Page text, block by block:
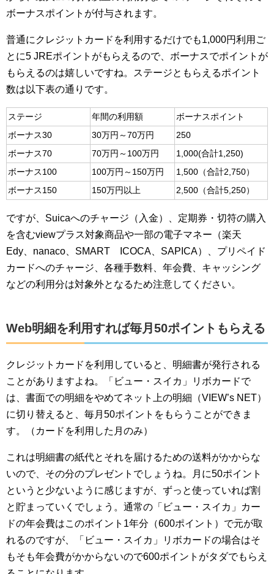
ボーナスポイントが付与されます。
普通にクレジットカードを利用するだけでも1,000円利用ご
とに5 JREポイントがもらえるので、ボーナスでポイントが
もらえるのは嬉しいですね。ステージともらえるポイント
数は以下表の通りです。
ステージ 年間の利用額
ボーナスポイント
ボーナス30
30万円～70万円
250
ボーナス70
70万円～100万円
1,000(合計1,250)
ボーナス100
100万円～150万円
1,500（合計2,750）
ボーナス150
150万円以上 2,500（合計5,250）
ですが、Suicaへのチャージ（入金）、定期券・切符の購入
を含むviewプラス対象商品や一部の電子マネー（楽天
Edy、nanaco、SMART ICOCA、SAPICA）、プリペイド
カードへのチャージ、各種手数料、年会費、キャッシング
などの利用分は対象外となるため注意してください。
Web明細を利用すれば毎月50ポイントもらえる
クレジットカードを利用していると、明細書が発行される
ことがありますよね。「ビュー・スイカ」リボカードで
は、書面での明細をやめてネット上の明細（VIEW’s NET）
に切り替えると、毎月50ポイントをもらうことができま
す。（カードを利用した月のみ）
これは明細書の紙代とそれを届けるための送料がかからな
いので、その分のプレゼントでしょうね。月に50ポイント
というと少ないように感じますが、ずっと使っていれば割
と貯まっていくでしょう。通常の「ビュー・スイカ」カー
ドの年会費はこのポイント1年分（600ポイント）で元が取
れるのですが、「ビュー・スイカ」リボカードの場合はそ
もそも年会費がかからないので600ポイントがタダでもらえ